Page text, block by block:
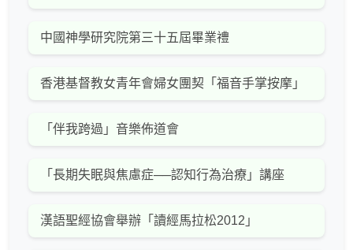
中國神學研究院第三十五屆畢業禮
香港基督教女青年會婦女團契「福音手掌按摩」
「伴我跨過」音樂佈道會
「長期失眠與焦慮症──認知行為治療」講座
漢語聖經協會舉辦「讀經馬拉松2012」